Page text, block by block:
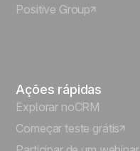
Deutsch
Positive Group
Ações rápidas
Explorar noCRM
Começar teste grátis